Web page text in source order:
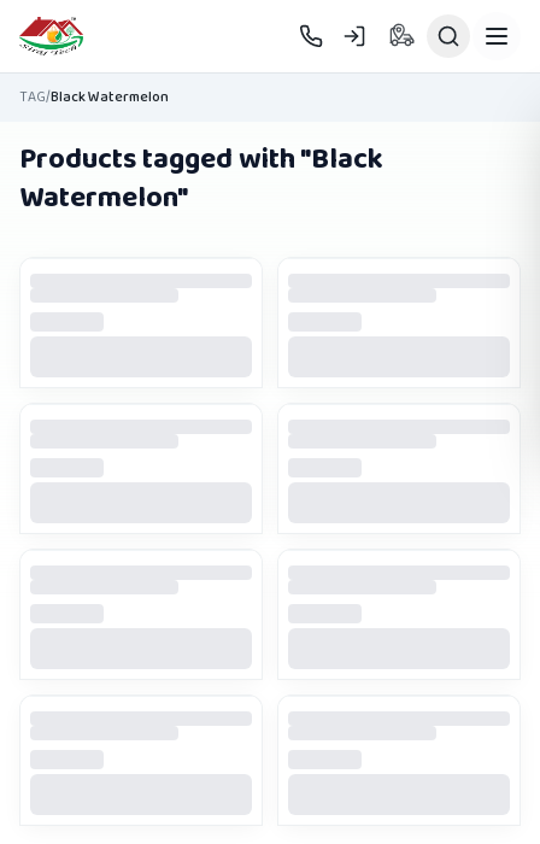
Skip to main content
TAG/Black Watermelon
Products tagged with "Black
Watermelon"